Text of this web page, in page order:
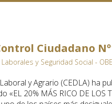
Ciudadano
y Seguridad Social -
y Agrario (CEDLA) ha
20% MÁS RICO DE LOS